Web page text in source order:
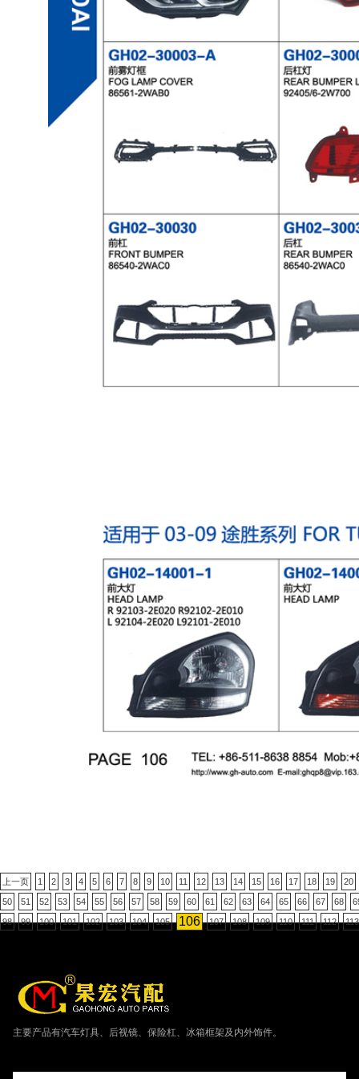
上一页 1 2 3 4 5 6 7 8 9 10 11 12 13 14 15 16 17 18 19 20
50 51 52 53 54 55 56 57 58 59 60 61 62 63 64 65 66 67 68
98 99 100 101 102 103 104 105 106 107 108 109 110 111 112 113
主要产品有汽车灯具、后视镜、保险杠、冰箱框架及内外饰件。